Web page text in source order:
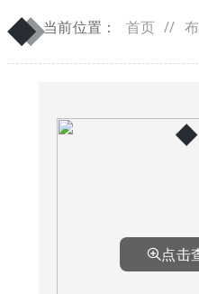
◆
◆当前位置： 首页 //
点击
◆